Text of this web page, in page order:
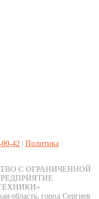
42 | Политика
С ОГРАНИЧЕННОЙ
область, город Сергиев